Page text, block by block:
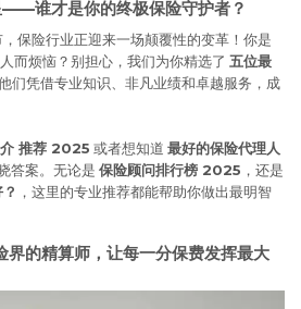
——谁才是你的终极保险守护者？
保险行业正迎来一场颠覆性的变革！你是
而烦恼？别担心，我们为你精选了 五位最
他们凭借专业知识、非凡业绩和卓越服务，成
推荐 2025 或者想知道 最好的保险代理人
答案。无论是 保险顾问排行榜 2025 ，还是
，这里的专业推荐都能帮助你做出最明智
的精算师，让每一分保费发挥最大